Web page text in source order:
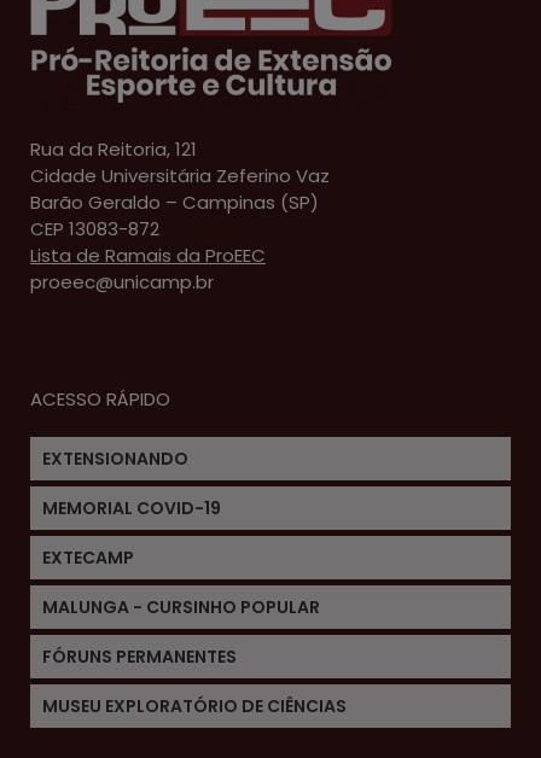
Rua da Reitoria, 121
Cidade Universitária Zeferino Vaz
Barão Geraldo – Campinas (SP)
CEP 13083-872
Lista de Ramais da ProEEC
proeec@unicamp.br
ACESSO RÁPIDO
EXTENSIONANDO
MEMORIAL COVID-19
EXTECAMP
MALUNGA - CURSINHO POPULAR
FÓRUNS PERMANENTES
MUSEU EXPLORATÓRIO DE CIÊNCIAS